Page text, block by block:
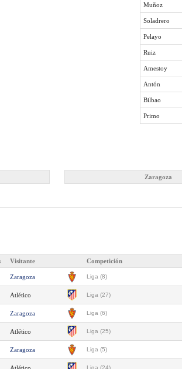
Muñoz
Soladrero
Pelayo
Ruiz
Amestoy
Antón
Bilbao
Primo
Zaragoza
Visitante Competición
Zaragoza Liga (8)
Atlético Liga (27)
Zaragoza Liga (6)
Atlético Liga (25)
Zaragoza Liga (5)
Liga (24)